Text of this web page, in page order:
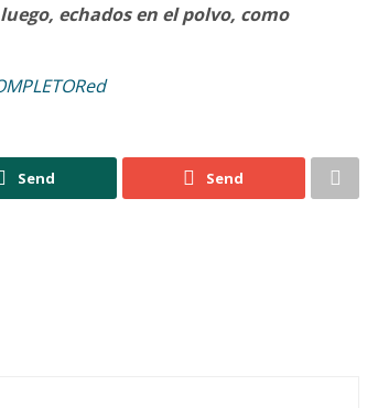
echados en el polvo, como
Send Send